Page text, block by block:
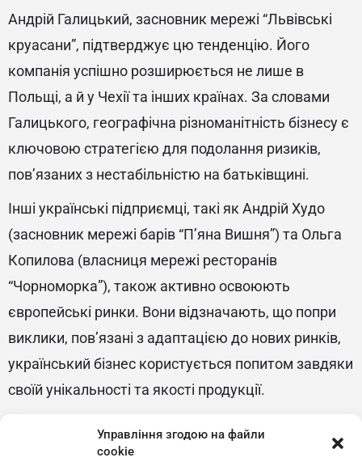
Управління згодою на файли
cookie
Андрій Галицький, засновник мережі “Львівські
круасани”, підтверджує цю тенденцію. Його
компанія успішно розширюється не лише в
Польщі, а й у Чехії та інших країнах. За словами
Галицького, географічна різноманітність бізнесу є
ключовою стратегією для подолання ризиків,
пов’язаних з нестабільністю на батьківщині.
Інші українські підприємці, такі як Андрій Худо
(засновник мережі барів “П’яна Вишня”) та Ольга
Копилова (власниця мережі ресторанів
“Чорноморка”), також активно освоюють
європейські ринки. Вони відзначають, що попри
виклики, пов’язані з адаптацією до нових ринків,
український бізнес користується попитом завдяки
своїй унікальності та якості продукції.
бізнесу в європейську економіку має позитивний